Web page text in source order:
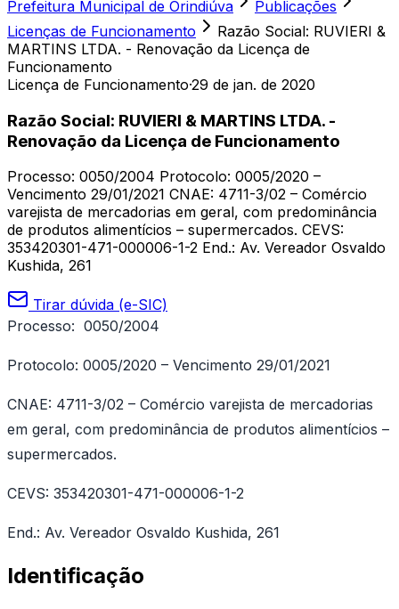
Prefeitura Municipal de Orindiúva
Publicações
Licenças de Funcionamento
Razão Social: RUVIERI &
MARTINS LTDA. - Renovação da Licença de
Funcionamento
Licença de Funcionamento·29 de jan. de 2020
Razão Social: RUVIERI & MARTINS LTDA. -
Renovação da Licença de Funcionamento
Processo: 0050/2004 Protocolo: 0005/2020 –
Vencimento 29/01/2021 CNAE: 4711-3/02 – Comércio
varejista de mercadorias em geral, com predominância
de produtos alimentícios – supermercados. CEVS:
353420301-471-000006-1-2 End.: Av. Vereador Osvaldo
Kushida, 261
Tirar dúvida (e-SIC)
Processo: 0050/2004
Protocolo: 0005/2020 – Vencimento 29/01/2021
CNAE: 4711-3/02 – Comércio varejista de mercadorias
em geral, com predominância de produtos alimentícios –
supermercados.
CEVS: 353420301-471-000006-1-2
End.: Av. Vereador Osvaldo Kushida, 261
Identificação